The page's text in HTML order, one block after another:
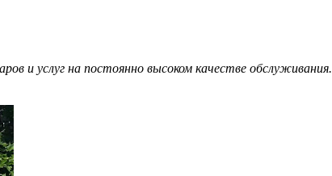
и услуг на постоянно высоком качестве обслуживания.